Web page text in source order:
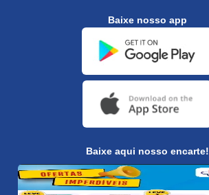
Baixe nosso app
Baixe aqui nosso encarte!